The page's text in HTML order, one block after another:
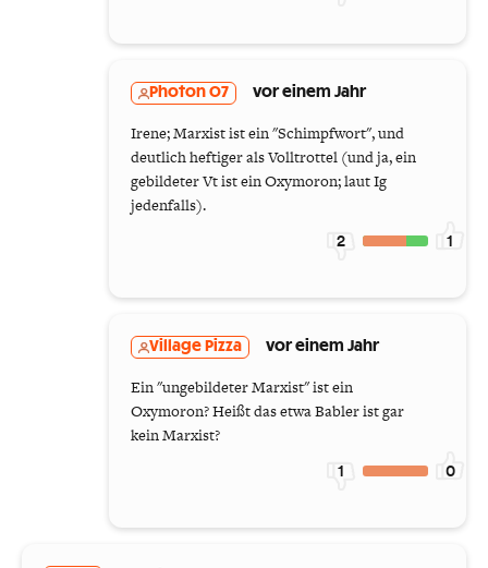
Photon 07 vor einem Jahr
Irene; Marxist ist ein "Schimpfwort", und
deutlich heftiger als Volltrottel (und ja, ein
gebildeter Vt ist ein Oxymoron; laut Ig
jedenfalls).
2 1
Village Pizza vor einem Jahr
Ein "ungebildeter Marxist" ist ein
Oxymoron? Heißt das etwa Babler ist gar
kein Marxist?
1 0